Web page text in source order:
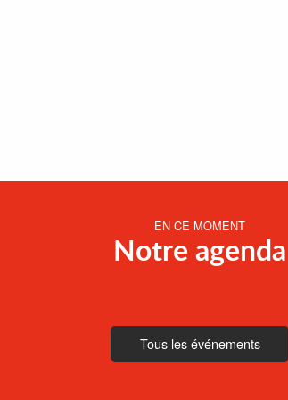
EN CE MOMENT
Notre agenda
Tous les événements